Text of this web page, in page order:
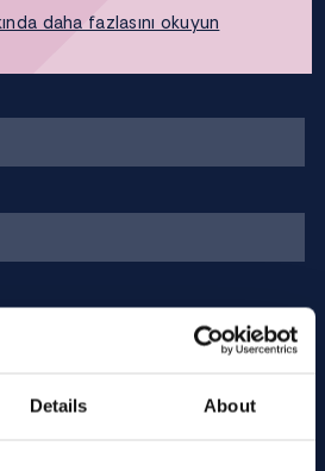
Details About
daha fazlasını okuyun